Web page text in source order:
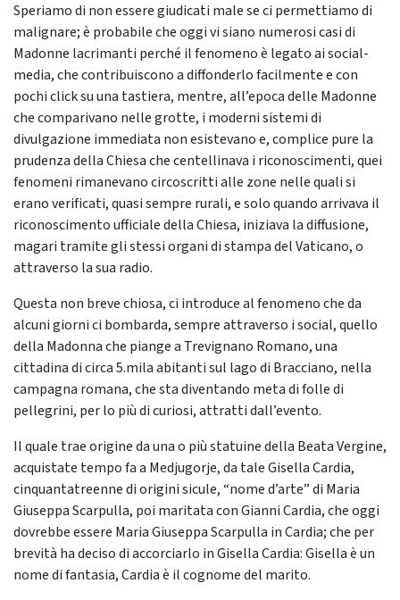
Speriamo di non essere giudicati male se ci permettiamo di
malignare; è probabile che oggi vi siano numerosi casi di
Madonne lacrimanti perché il fenomeno è legato ai social-
media, che contribuiscono a diffonderlo facilmente e con
pochi click su una tastiera, mentre, all’epoca delle Madonne
che comparivano nelle grotte, i moderni sistemi di
divulgazione immediata non esistevano e, complice pure la
prudenza della Chiesa che centellinava i riconoscimenti, quei
fenomeni rimanevano circoscritti alle zone nelle quali si
erano verificati, quasi sempre rurali, e solo quando arrivava il
riconoscimento ufficiale della Chiesa, iniziava la diffusione,
magari tramite gli stessi organi di stampa del Vaticano, o
attraverso la sua radio.
Questa non breve chiosa, ci introduce al fenomeno che da
alcuni giorni ci bombarda, sempre attraverso i social, quello
della Madonna che piange a Trevignano Romano, una
cittadina di circa 5.mila abitanti sul lago di Bracciano, nella
campagna romana, che sta diventando meta di folle di
pellegrini, per lo più di curiosi, attratti dall’evento.
Il quale trae origine da una o più statuine della Beata Vergine,
acquistate tempo fa a Medjugorje, da tale Gisella Cardia,
cinquantatreenne di origini sicule, “nome d’arte” di Maria
Giuseppa Scarpulla, poi maritata con Gianni Cardia, che oggi
dovrebbe essere Maria Giuseppa Scarpulla in Cardia; che per
brevità ha deciso di accorciarlo in Gisella Cardia: Gisella è un
nome di fantasia, Cardia è il cognome del marito.